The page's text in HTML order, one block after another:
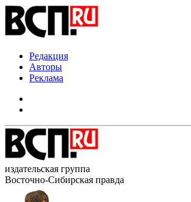
Редакция
Авторы
Реклама
издательская группа
Восточно-Сибирская правда